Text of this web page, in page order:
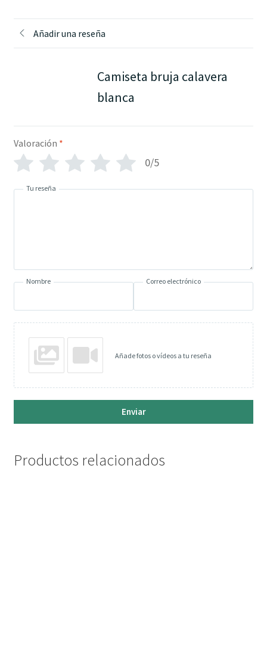
Añadir una reseña
Camiseta bruja calavera
blanca
Valoración *
0/5
Tu reseña
Nombre Correo electrónico
Añade fotos o vídeos a tu reseña
Enviar
Productos relacionados